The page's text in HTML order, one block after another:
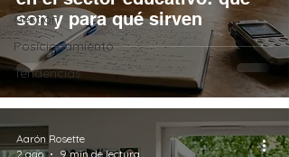
Gestión
Posicionamiento
Tendencias
son y para qué sirven
Aarón Rosette
2 ago
9 min de lectura